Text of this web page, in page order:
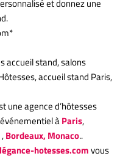
et donnez une
accueil stand, salons
accueil stand Paris,
une agence d’hôtesses
àParis,
,Bordeaux, Monaco..
hotesses.comvous